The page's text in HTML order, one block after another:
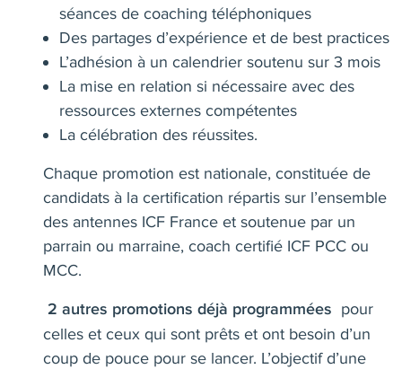
séances de coaching téléphoniques
Des partages d’expérience et de best practices
L’adhésion à un calendrier soutenu sur 3 mois
La mise en relation si nécessaire avec des
ressources externes compétentes
La célébration des réussites.
Chaque promotion est nationale, constituée de
candidats à la certification répartis sur l’ensemble
des antennes ICF France et soutenue par un
parrain ou marraine, coach certifié ICF PCC ou
MCC.
2 autres promotions déjà programmées pour
celles et ceux qui sont prêts et ont besoin d’un
coup de pouce pour se lancer. L’objectif d’une